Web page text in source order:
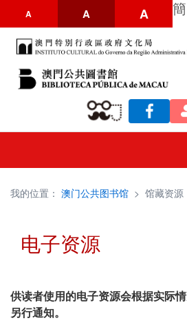
A A A 簡
我的位置： 澳门公共图书馆 > 馆藏资源
电子资源
供读者使用的电子资源会根据实际
另行通知。